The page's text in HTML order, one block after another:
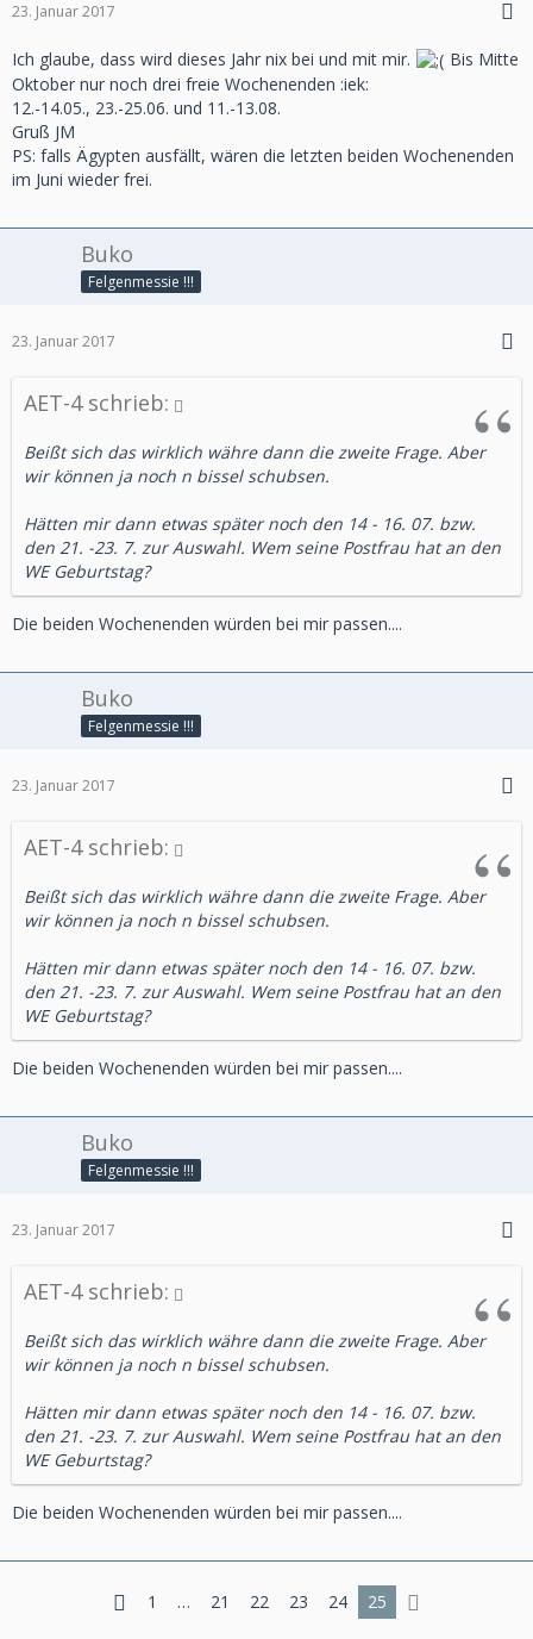
23. Januar 2017
Ich glaube, dass wird dieses Jahr nix bei und mit mir.
Bis Mitte
Oktober nur noch drei freie Wochenenden :iek:
12.-14.05., 23.-25.06. und 11.-13.08.
Gruß JM
PS: falls Ägypten ausfällt, wären die letzten beiden Wochenenden
im Juni wieder frei.
Buko
Felgenmessie !!!
23. Januar 2017
AET-4 schrieb:
Beißt sich das wirklich währe dann die zweite Frage. Aber
wir können ja noch n bissel schubsen.
Hätten mir dann etwas später noch den 14 - 16. 07. bzw.
den 21. -23. 7. zur Auswahl. Wem seine Postfrau hat an den
WE Geburtstag?
Die beiden Wochenenden würden bei mir passen....
Buko
Felgenmessie !!!
23. Januar 2017
AET-4 schrieb:
Beißt sich das wirklich währe dann die zweite Frage. Aber
wir können ja noch n bissel schubsen.
Hätten mir dann etwas später noch den 14 - 16. 07. bzw.
den 21. -23. 7. zur Auswahl. Wem seine Postfrau hat an den
WE Geburtstag?
Die beiden Wochenenden würden bei mir passen....
Buko
Felgenmessie !!!
23. Januar 2017
AET-4 schrieb:
Beißt sich das wirklich währe dann die zweite Frage. Aber
wir können ja noch n bissel schubsen.
Hätten mir dann etwas später noch den 14 - 16. 07. bzw.
den 21. -23. 7. zur Auswahl. Wem seine Postfrau hat an den
WE Geburtstag?
Die beiden Wochenenden würden bei mir passen....
1 … 21 22 23 24 25